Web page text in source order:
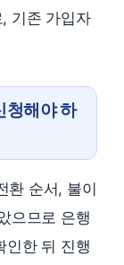
기존 가입자
청해야 하
환 순서, 불이
으므로 은행
인한 뒤 진행